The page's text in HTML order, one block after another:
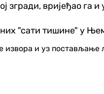
згради, вријеђао га
"сати тишине" у
извора и уз